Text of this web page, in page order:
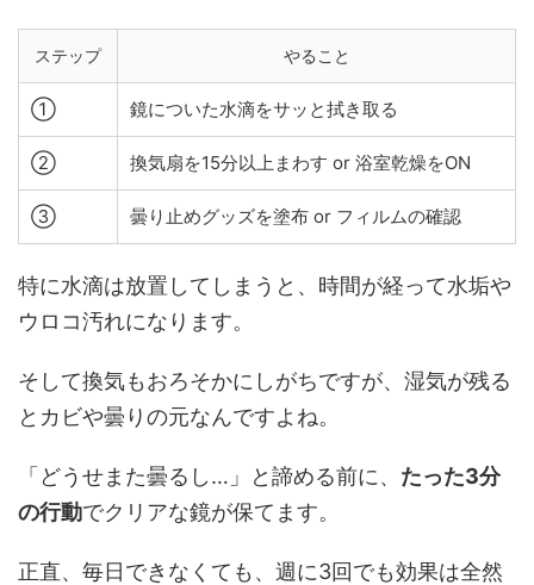
ステップ やること
① 鏡についた水滴をサッと拭き取る
② 換気扇を15分以上まわす or 浴室乾燥をON
③ 曇り止めグッズを塗布 or フィルムの確認
特に水滴は放置してしまうと、時間が経って水垢や
ウロコ汚れになります。
そして換気もおろそかにしがちですが、湿気が残る
とカビや曇りの元なんですよね。
「どうせまた曇るし…」と諦める前に、 たった3分
の行動でクリアな鏡が保てます。
正直、毎日できなくても、週に3回でも効果は全然